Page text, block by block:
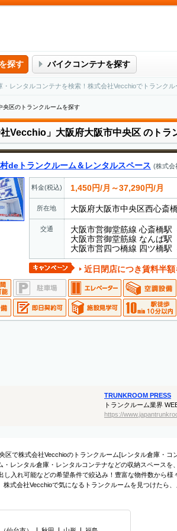
探す バイクコンテナを探す
レンタルコンテナを検索！株式会社Vecchioでトランク
央区のトランクルームを探す
社Vecchio」大阪府大阪市中央区 のトラ
deトランクルーム＆レンタルスペース (株式会
料金(税込) 1,450円/月～37,290円/月
所在地 大阪府大阪市中央区西心
交通
大阪市営御堂筋線 心斎橋駅
大阪市営御堂筋線 なんば駅
大阪市営四つ橋線 四ツ橋駅
近日閉店につき賃料半額
TRUNKROOM PRESS
トランクルーム業界
https://
区で株式会社Vecchioのトランクルーム[レンタル倉庫・
・レンタル倉庫・レンタルコンテナなどの収納スペース
し入れ可能などの希望条件で絞込み！豊富な物件数から
株式会社Vecchioで気になるトランクルームを見つけたら